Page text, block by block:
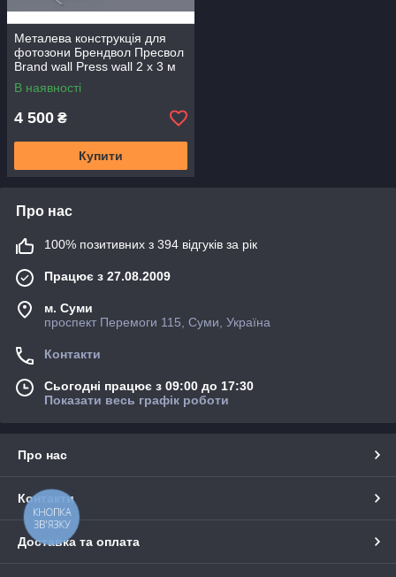
Металева конструкція для
фотозони Брендвол Пресвол
Brand wall Press wall 2 х 3 м
В наявності
4 500 ₴
Купити
Про нас
100% позитивних з 394 відгуків за рік
Працює з 27.08.2009
м. Суми
проспект Перемоги 115, Суми, Україна
Контакти
Сьогодні працює з 09:00 до 17:30
Показати весь графік роботи
Про нас
Контакти
Доставка та оплата
КНОПКА
ЗВ'ЯЗКУ